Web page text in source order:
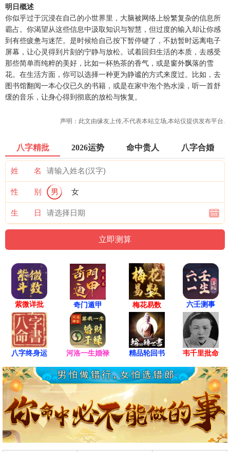
明日概述
你似乎过于沉浸在自己的小世界里，大脑被网络上纷繁复杂的信息所
霸占。你渴望从这些信息中汲取知识与智慧，但过度的输入却让你感
到有些疲惫与迷茫。是时候给自己按下暂停键了，不妨暂时远离电子
屏幕，让心灵得到片刻的宁静与放松。试着回归生活的本质，去感受
那些简单而纯粹的美好，比如一杯热茶的香气，或是窗外飘落的雪
花。在生活方面，你可以选择一种更为静谧的方式来度过。比如，去
图书馆翻阅一本心仪已久的书籍，或是在家中泡个热水澡，听一首舒
缓的音乐，让身心得到彻底的放松与恢复。
声明：此文由缘友上传,不代表本站立场,本站仅提供发布平台.
八字精批 2026运势 命中贵人 八字合婚
姓 名
性 别 男 女
生 日
紫微详批 奇门遁甲 梅花易数 六壬测事
八字终身运 河洛一生婚禄 精品轮回书 韦千里批命